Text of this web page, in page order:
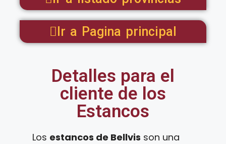
Ir a Pagina principal
Detalles para el
cliente de los
Estancos
Los estancos de Bellvis son una